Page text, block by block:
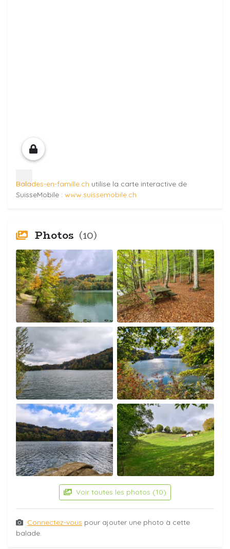
Balades-en-famille.ch utilise la carte interactive de
SuisseMobile : www.suissemobile.ch
Photos (10)
Voir toutes les photos (10)
Connectez-vous pour ajouter une photo à cette
balade.